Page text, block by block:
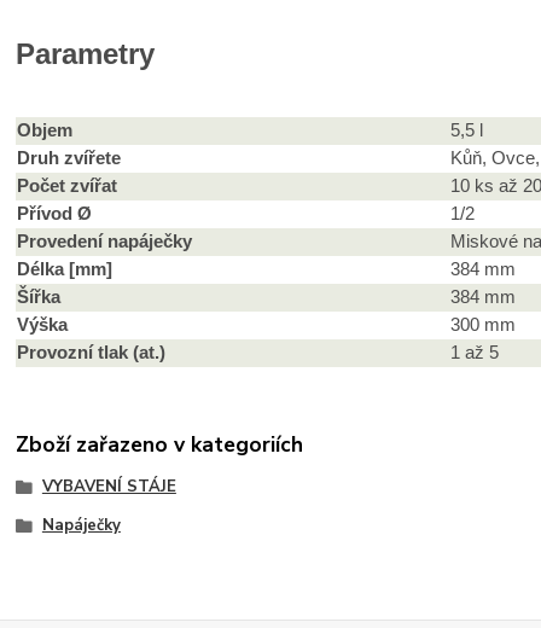
Parametry
Objem
5,5 l
Druh zvířete
Kůň,
Počet zvířat
10 ks až
Přívod Ø
1/2
Provedení napáječky
Miskové
Délka [mm]
384 mm
Šířka
384 mm
Výška
300 mm
Provozní tlak (at.)
1 až 5
Zboží zařazeno v kategoriích
VYBAVENÍ STÁJE
Napáječky